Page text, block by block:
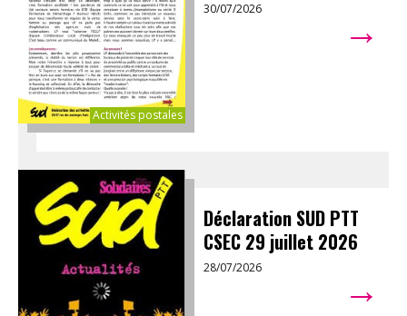
Activités postales
30/07/2026 →
Déclaration SUD PTT
CSEC 29 juillet 2026
28/07/2026 →